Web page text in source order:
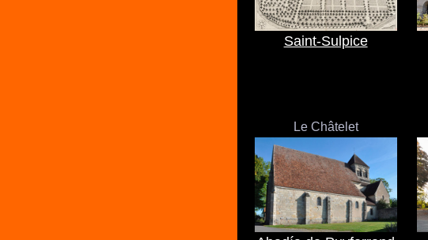
Saint-Sulpice
Le Châtelet